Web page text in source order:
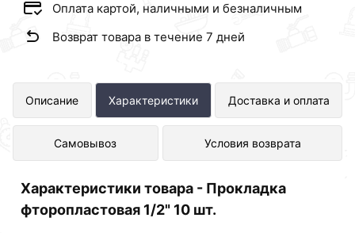
Оплата картой, наличными и безналичным
Возврат товара в течение 7 дней
Описание Характеристики Доставка и оплата
Самовывоз Условия возврата
Прокладка фторопластовая 1/2" 10
шт. представлен в интернет-
магазине Сантехника по отличной
Характеристики товара - Прокладка
фторопластовая 1/2" 10 шт.